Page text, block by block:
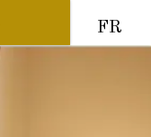
FR